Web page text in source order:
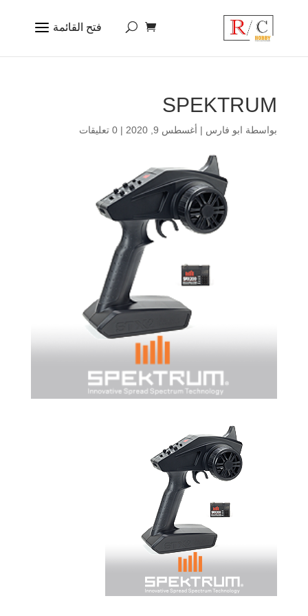
SPEKTRUM
بواسطة ابو فارس | أغسطس 9, 2020 | 0 تعليقات